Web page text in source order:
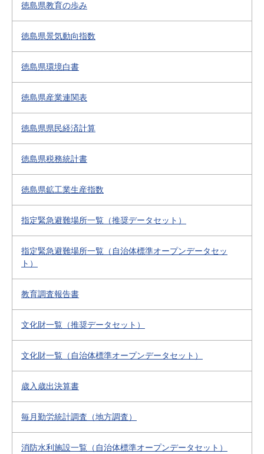
徳島県教育の歩み
徳島県景気動向指数
徳島県環境白書
徳島県産業連関表
徳島県県民経済計算
徳島県税務統計書
徳島県鉱工業生産指数
指定緊急避難場所一覧（推奨データセット）
指定緊急避難場所一覧（自治体標準オープンデータセッ
ト）
教育調査報告書
文化財一覧（推奨データセット）
文化財一覧（自治体標準オープンデータセット）
歳入歳出決算書
毎月勤労統計調査（地方調査）
消防水利施設一覧（自治体標準オープンデータセット）